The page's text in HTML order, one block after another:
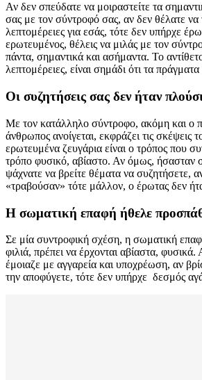
Αν δεν σπεύδατε να μοιραστείτε τα
σας με τον σύντροφό σας, αν δεν θέλατε να
λεπτομέρειες για εσάς, τότε δεν υπήρχε
ερωτευμένος, θέλεις να μιλάς με τον
πάντα, σημαντικά και ασήμαντα. Το
λεπτομέρειες, είναι σημάδι ότι τα
Οι συζητήσεις σας δεν ήταν
Με τον κατάλληλο σύντροφο, ακόμη και ο
άνθρωπος ανοίγεται, εκφράζει τις σκέψεις
ερωτευμένα ζευγάρια είναι ο τρόπος που
τρόπο φυσικό, αβίαστο. Αν όμως, ήσασταν
ψάχνατε να βρείτε θέματα να συζητήσετε,
«τραβούσαν» τότε μάλλον, ο έρωτας δεν
Η σωματική επαφή ήθελε
Σε μία συντροφική σχέση, η σωματική
φιλιά, πρέπει να έρχονται αβίαστα,
έμοιαζε με αγγαρεία και υποχρέωση, αν
την αποφύγετε, τότε δεν υπήρχε δεσμός